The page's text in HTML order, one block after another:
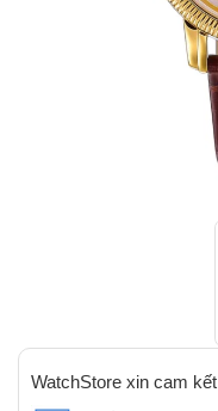
WatchStore xin cam kết